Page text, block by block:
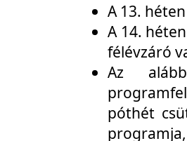
A 13.
A 14.
félévzáró
Az
póthét